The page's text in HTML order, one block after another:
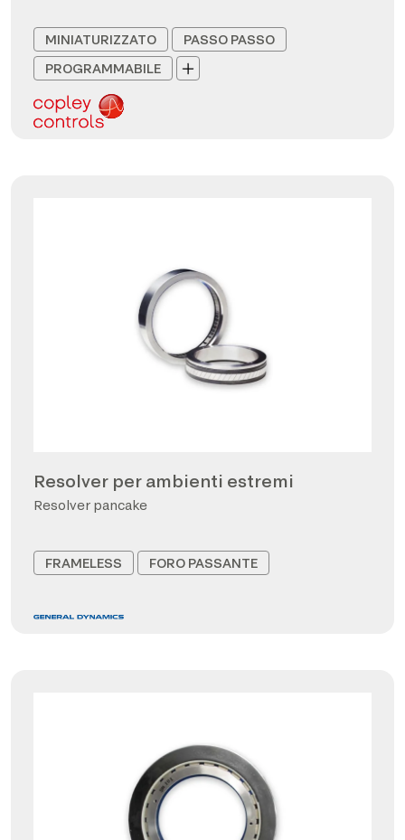
MINIATURIZZATO
PASSO PASSO
PROGRAMMABILE
Resolver per ambienti estremi
Resolver pancake
FRAMELESS FORO PASSANTE